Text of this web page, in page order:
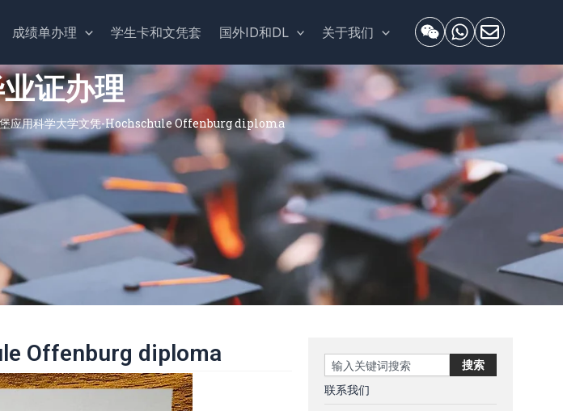
成绩单办理 学生卡和文凭套 国外ID和DL 关于我们
证办理
应用科学大学文凭-Hochschule Offenburg diploma
Offenburg diploma Search 搜索
联系我们